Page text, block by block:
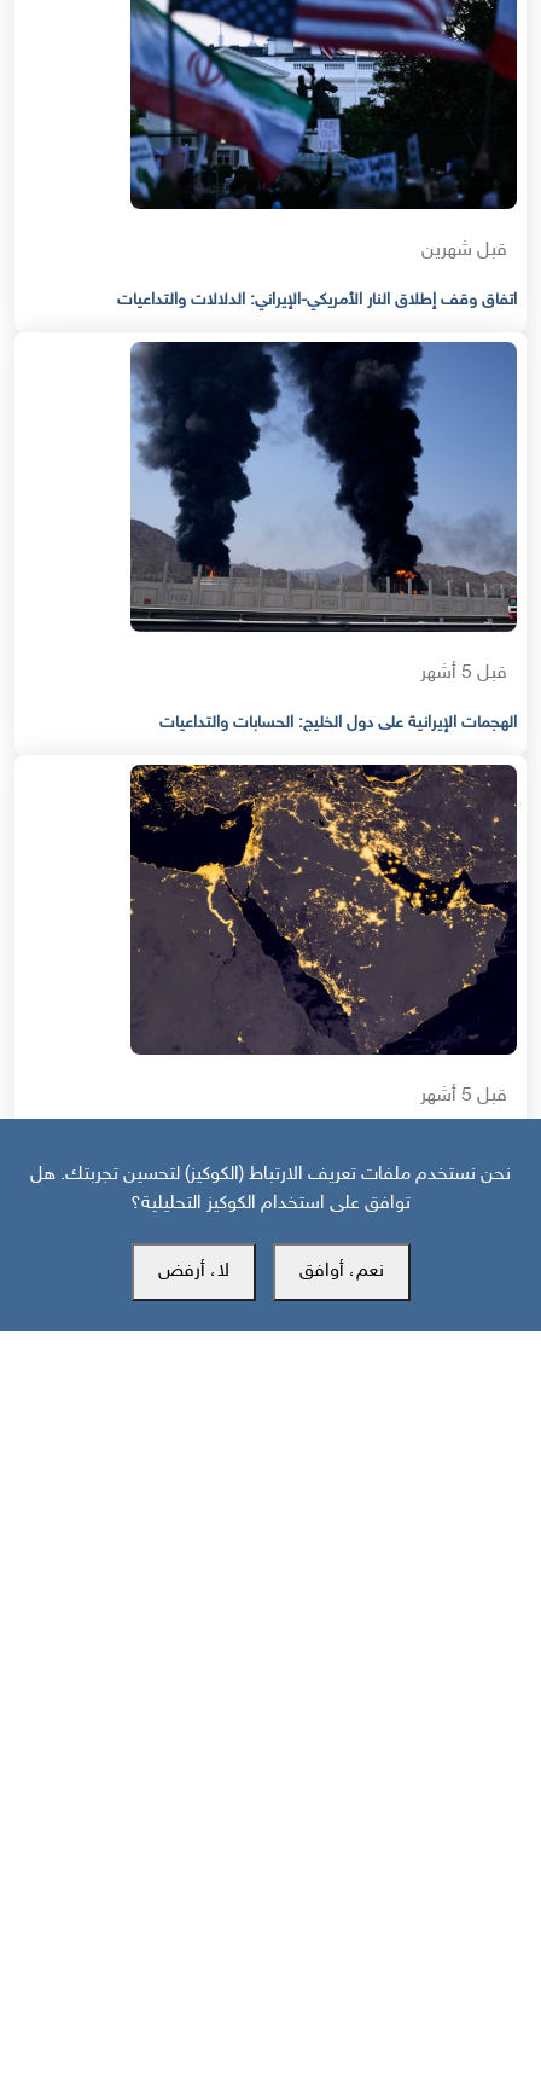
قبل شهرين
اتفاق وقف إطلاق النار الأمريكي-الإيراني: الدلالات والتداعيات
قبل 5 أشهر
الهجمات الإيرانية على دول الخليج: الحسابات والتداعيات
قبل 5 أشهر
نحن نستخدم ملفات تعريف الارتباط (الكوكيز) لتحسين تجربتك. هل
توافق على استخدام الكوكيز التحليلية؟
نعم، أوافق لا، أرفض